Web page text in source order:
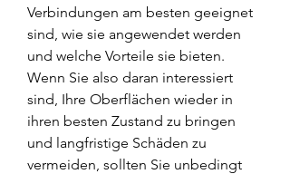
Verbindungen am besten geeignet
sind, wie sie angewendet werden
und welche Vorteile sie bieten.
Wenn Sie also daran interessiert
sind, Ihre Oberflächen wieder in
ihren besten Zustand zu bringen
und langfristige Schäden zu
vermeiden, sollten Sie unbedingt